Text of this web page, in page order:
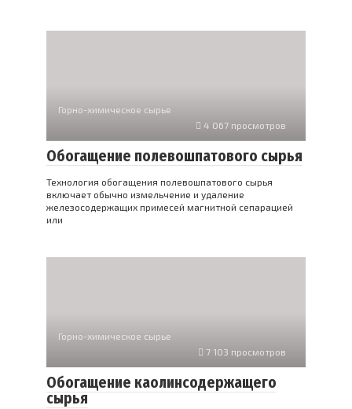
Горно-химическое сырье
4 067 просмотров
Обогащение полевошпатового сырья
Технология обогащения полевошпатового сырья
включает обычно измельчение и удаление
железосодержащих примесей магнитной сепарацией
или
Горно-химическое сырье
7 103 просмотров
Обогащение каолинсодержащего
сырья